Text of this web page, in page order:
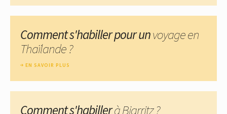
Comment s'habiller pour unvoyage en
Thaïlande ?
EN SAVOIR PLUS
Comment s'habillerà Biarritz ?